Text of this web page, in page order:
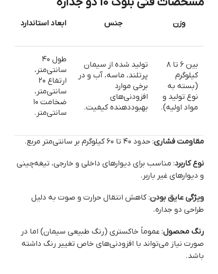
وزن جنس ابعاد استاندارد
بین ۶ تا ۸
کیلوگرم
(بسته به
نوع تولید و
مواد اولیه).
تولید شده از سیمان
پرتلند، ماسه، آب و در
برخی موارد
افزودنی‌های
بهبوددهنده کیفیت.
طول ۴۰
سانتی‌متر،
ارتفاع ۲۰
سانتی‌متر،
ضخامت ۱۰
سانتی‌متر.
مقاومت فشاری: حدود ۴۰ تا ۶۰ کیلوگرم بر سانتی‌متر مربع.
نوع کاربرد: مناسب برای دیوارهای داخلی و خارجی، تیغه‌چینی
و دیوارهای غیر باربر.
ویژگی عایق بودن: کاهش انتقال حرارت و صوت به دلیل
طراحی دو جداره.
رنگ محصول: عموماً خاکستری (رنگ طبیعی سیمان) اما در
صورت نیاز می‌تواند با افزودنی‌های خاص تغییر رنگ داشته
باشد.